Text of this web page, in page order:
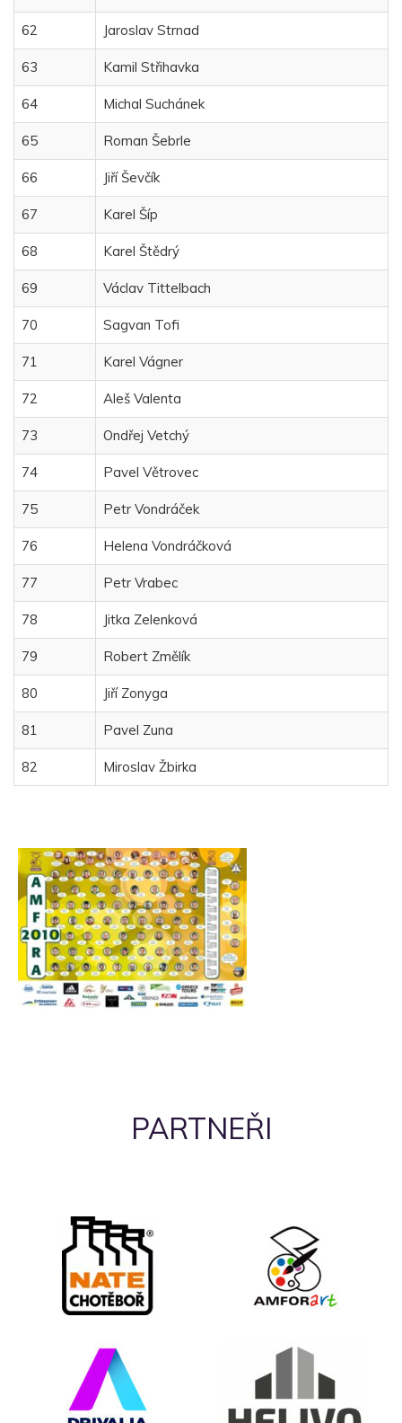
62 Jaroslav Strnad
63 Kamil Střihavka
64 Michal Suchánek
65 Roman Šebrle
66 Jiří Ševčík
67 Karel Šíp
68 Karel Štědrý
69 Václav Tittelbach
70 Sagvan Tofi
71 Karel Vágner
72 Aleš Valenta
73 Ondřej Vetchý
74 Pavel Větrovec
75 Petr Vondráček
76 Helena Vondráčková
77 Petr Vrabec
78 Jitka Zelenková
79 Robert Změlík
80 Jiří Zonyga
81 Pavel Zuna
82 Miroslav Žbirka
PARTNEŘI